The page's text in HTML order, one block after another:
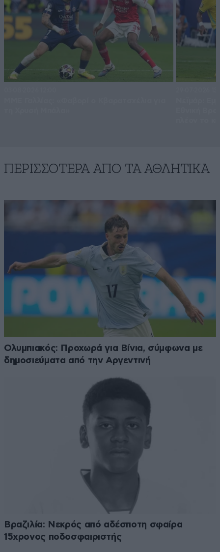
ΠΕΡΙΣΣΟΤΕΡΑ ΑΠΟ ΤA ΑΘΛΗΤΙΚΑ
Ολυμπιακός: Προχωρά για Βίνια, σύμφωνα με
δημοσιεύματα από την Αργεντινή
Βραζιλία: Νεκρός από αδέσποτη σφαίρα
15χρονος ποδοσφαιριστής